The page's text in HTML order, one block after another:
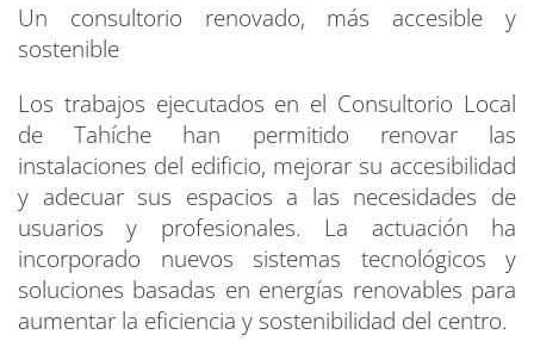
Un consultorio renovado, más accesible y
sostenible
Los trabajos ejecutados en el Consultorio Local
de Tahíche han permitido renovar las
instalaciones del edificio, mejorar su accesibilidad
y adecuar sus espacios a las necesidades de
usuarios y profesionales. La actuación ha
incorporado nuevos sistemas tecnológicos y
soluciones basadas en energías renovables para
aumentar la eficiencia y sostenibilidad del centro.